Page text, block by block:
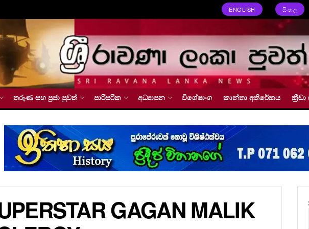
ENGLISH සිංහල
තරුණ සහ ප්‍රජා පුවත් පාරිසරික අධ්‍යාපන විශේෂාංග කාන්තා අතිරේකය
GAGAN MALIK